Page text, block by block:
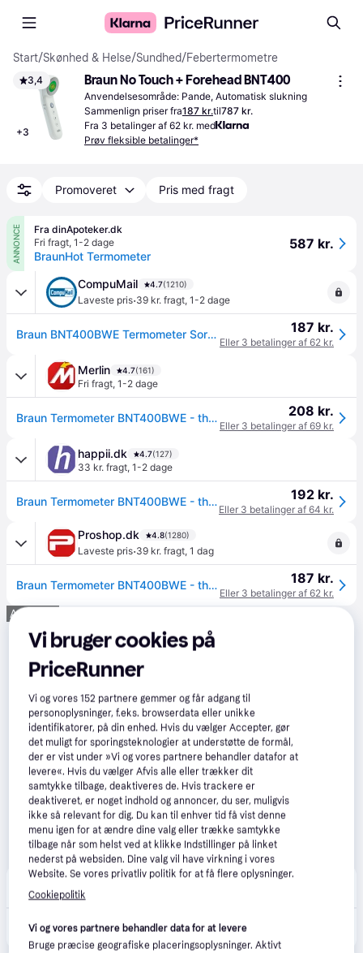
Start/Skønhed & Helse/Sundhed/Febertermometre
3,4
+3
Braun No Touch + Forehead BNT400
Anvendelsesområde: Pande, Automatisk slukning
Sammenlign priser fra187 kr.til787 kr.
Fra 3 betalinger af 62 kr. med
Prøv fleksible betalinger*
Promoveret Pris med fragt
ANNONCE
Fra dinApoteker.dk
Fri fragt, 1-2 dage
BraunHot Termometer
587 kr.
CompuMail 4.7(1210)
Laveste pris·39 kr. fragt, 1-2 dage
Braun BNT400BWE Termometer Sort --> På lager, levering hos dig 08-08-2026 187 kr.
Eller 3 betalinger af 62 kr.
Merlin 4.7(161)
Fri fragt, 1-2 dage
Braun Termometer BNT400BWE - thermometer - black 208 kr.
Eller 3 betalinger af 69 kr.
happii.dk 4.7(127)
33 kr. fragt, 1-2 dage
Braun Termometer BNT400BWE - thermometer - black 192 kr.
Eller 3 betalinger af 64 kr.
Proshop.dk 4.8(1280)
Laveste pris·39 kr. fragt, 1 dag
Braun Termometer BNT400BWE - thermometer - black 187 kr.
Eller 3 betalinger af 62 kr.
Annonce
avXperten 4.8(428)
49 kr. fragt
Braun BNT400B Pande Termometer - 2 Tilstande (Touch, No Touch)
Vi bruger cookies på
PriceRunner
Vi og vores152 partnere gemmer og får adgang til
personoplysninger, f.eks. browserdata eller unikke
identifikatorer, på din enhed. Hvis du vælger Accepter, gør
det muligt for sporingsteknologier at understøtte de formål,
der er vist under »Vi og vores partnere behandler datafor at
levere«. Hvis du vælger Afvis alle eller trækker dit
samtykke tilbage, deaktiveres de. Hvis trackere er
deaktiveret, er noget indhold og annoncer, du ser, muligvis
ikke så relevant for dig. Du kan til enhver tid få vist denne
menu igen for at ændre dine valg eller trække samtykke
tilbage når som helst ved at klikke Indstillinger på linket
nederst på websiden. Dine valg vil have virkning i vores
Website. Se vores privatliv politik for at få flere oplysninger.
Cookiepolitik
Vi og vores partnere behandler data for at levere
Bruge præcise geografiske placeringsoplysninger. Aktivt